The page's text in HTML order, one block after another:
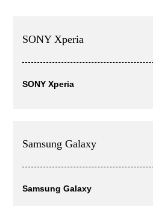
SONY Xperia
SONY Xperia
Samsung Galaxy
Samsung Galaxy